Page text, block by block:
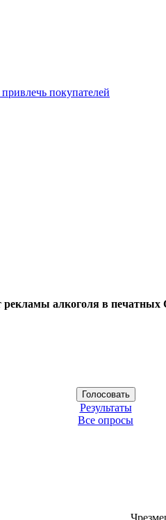
покупателей
рекламы алкоголя в
Результаты
Все опросы